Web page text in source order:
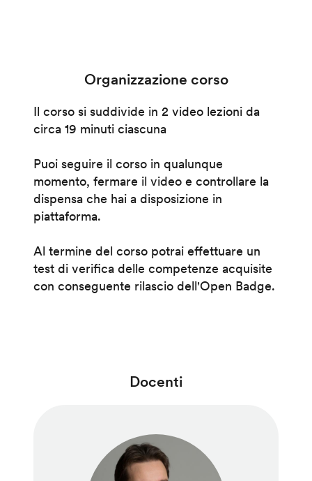
Organizzazione corso
Il corso si suddivide in 2 video lezioni da
circa 19 minuti ciascuna
Puoi seguire il corso in qualunque
momento, fermare il video e controllare la
dispensa che hai a disposizione in
piattaforma.
Al termine del corso potrai effettuare un
test di verifica delle competenze acquisite
con conseguente rilascio dell'Open Badge.
Docenti